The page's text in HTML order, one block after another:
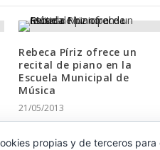
Rebeca Píriz ofrece un
recital de piano en la
Escuela Municipal de
Música
21/05/2013
propias y de terceros